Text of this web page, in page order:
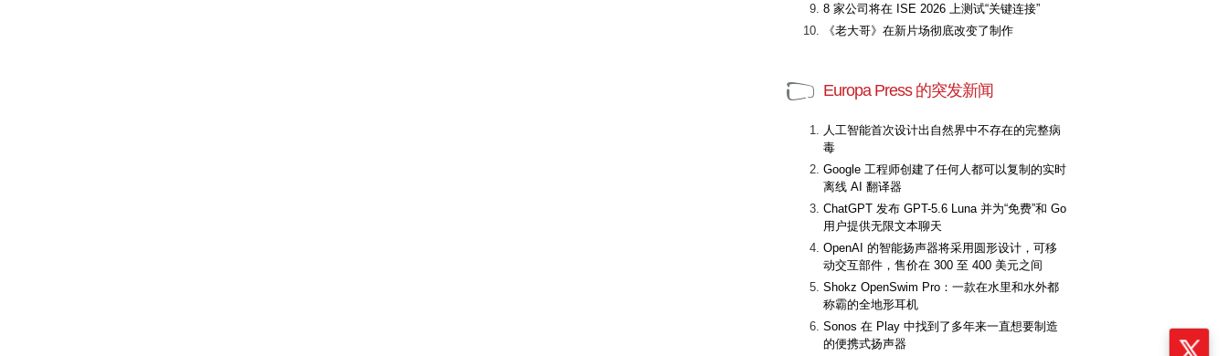
8 家公司将在 ISE 2026 上测试“关键连接”
《老大哥》在新片场彻底改变了制作
Europa Press 的突发新闻
人工智能首次设计出自然界中不存在的完整病
毒
Google 工程师创建了任何人都可以复制的实时
离线 AI 翻译器
ChatGPT 发布 GPT-5.6 Luna 并为“免费”和 Go
用户提供无限文本聊天
OpenAI 的智能扬声器将采用圆形设计，可移
动交互部件，售价在 300 至 400 美元之间
Shokz OpenSwim Pro：一款在水里和水外都
称霸的全地形耳机
Sonos 在 Play 中找到了多年来一直想要制造
的便携式扬声器